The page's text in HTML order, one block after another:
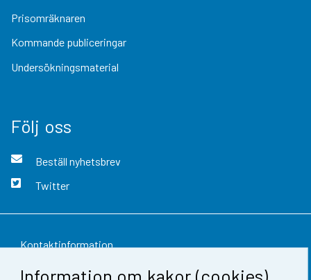
Information om kakor (cookies)
Prisomräknaren
Kommande publiceringar
Undersökningsmaterial
Följ oss
Beställ nyhetsbrev
Twitter
Kontaktinformation
Respons